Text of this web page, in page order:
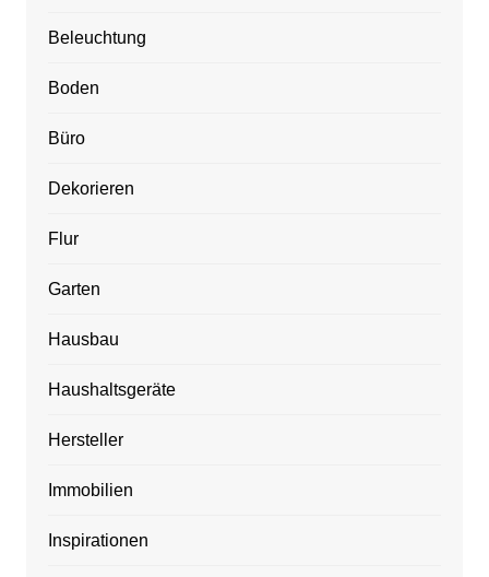
Beleuchtung
Boden
Büro
Dekorieren
Flur
Garten
Hausbau
Haushaltsgeräte
Hersteller
Immobilien
Inspirationen